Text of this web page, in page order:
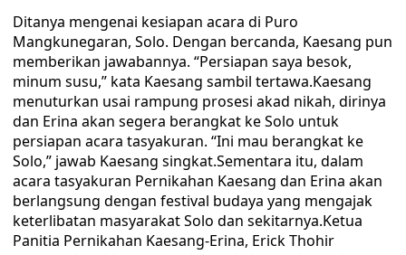
Ditanya mengenai kesiapan acara di Puro
Mangkunegaran, Solo. Dengan bercanda, Kaesang pun
memberikan jawabannya. “Persiapan saya besok,
minum susu,” kata Kaesang sambil tertawa.Kaesang
menuturkan usai rampung prosesi akad nikah, dirinya
dan Erina akan segera berangkat ke Solo untuk
persiapan acara tasyakuran. “Ini mau berangkat ke
Solo,” jawab Kaesang singkat.Sementara itu, dalam
acara tasyakuran Pernikahan Kaesang dan Erina akan
berlangsung dengan festival budaya yang mengajak
keterlibatan masyarakat Solo dan sekitarnya.Ketua
Panitia Pernikahan Kaesang-Erina, Erick Thohir